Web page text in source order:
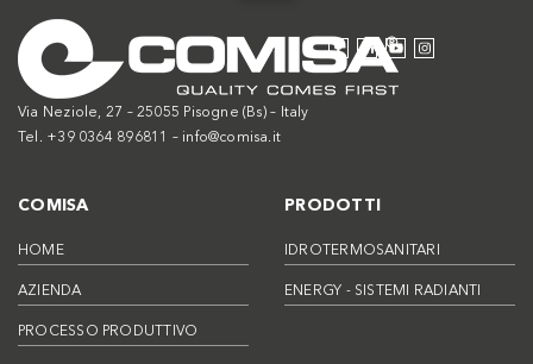
Via Neziole, 27 – 25055 Pisogne (Bs) – Italy
Tel. +39 0364 896811 – info@comisa.it
COMISA
HOME
AZIENDA
PROCESSO PRODUTTIVO
PRODOTTI
IDROTERMOSANITARI
ENERGY - SISTEMI RADIANTI